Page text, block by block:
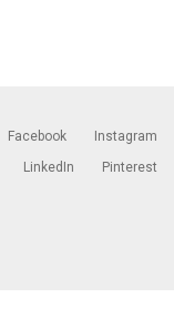
Facebook
Instagram
LinkedIn Pinterest